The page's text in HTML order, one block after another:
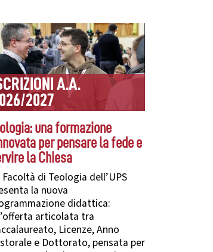
A.A.
2027
una formazione
per pensare la fede e
la Chiesa
Facoltà di Teologia dell’UPS
la nuova
didattica:
articolata tra
Licenze, Anno
e Dottorato, pensata per